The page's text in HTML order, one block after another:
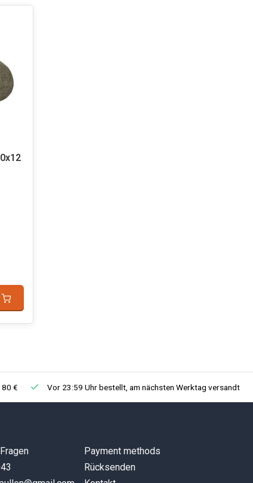
80 € Vor 23:59 Uhr bestellt, am nächsten Werktag versandt
Payment methods
Rücksenden